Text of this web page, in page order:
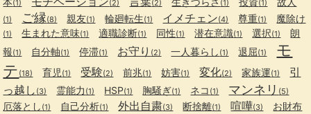
(1) (2) (2) (1) (1)
(1) ご縁(8) 親友(1) 輪廻転生(1) イメチェン(4) 尊重(1) 魔除け
(1) 生まれた意味(1) 適職診断(1) 同性(1) 潜在意識(1) 選択(1)
朗
報(1) 自分軸(1) 停滞(1) お守り (2) 一人暮らし (1) 退屈(1)
モ
テ (18) 育児 (1) 受験(2) 前兆(1) 妨害(1) 変化(2) 家族運(1)
引
っ越し (3) 霊能力 (1) HSP(1) 胸騒ぎ(1) ネコ (1) マンネリ (5)
厄落とし (1) 自己分析(1) 外出自粛(3) 断捨離(1) 喧嘩(3) お財布